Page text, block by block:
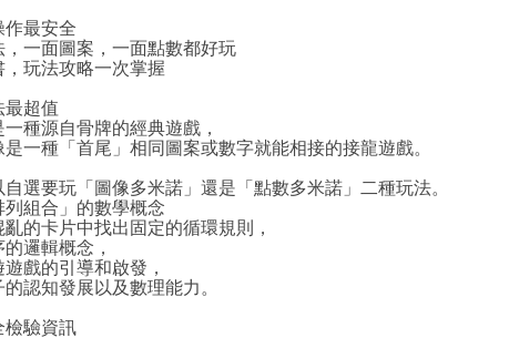
作最安全
，一面圖案，一面點數都好玩
，玩法攻略一次掌握
最超值
一種源自骨牌的經典遊戲，
是一種「首尾」相同圖案或數字就能相接的接龍遊戲。
選要玩「圖像多米諾」還是「點數多米諾」二種玩法。
列組合」的數學概念
的卡片中找出固定的循環規則，
邏輯概念，
戲的引導和啟發，
認知發展以及數理能力。
檢驗資訊